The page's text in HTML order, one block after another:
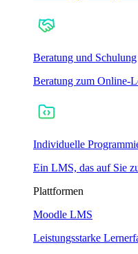
Beratung und Schulung
Beratung zum Online-
Individuelle
Ein LMS, das auf Sie
Plattformen
Moodle LMS
Leistungsstarke